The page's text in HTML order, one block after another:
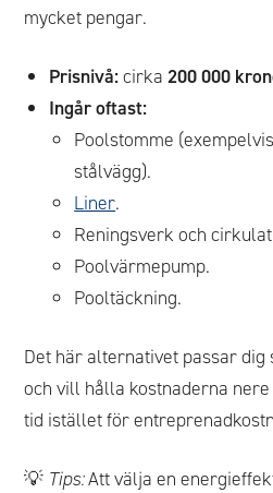
mycket pengar.
Prisnivå:cirka200 000
Ingår oftast:
Poolstomme
stålvägg).
Liner.
Reningsverk och
Poolvärmepump.
Pooltäckning.
Det här alternativet passar dig
och vill hålla kostnaderna
tid istället för
💡 Tips:Att välja en